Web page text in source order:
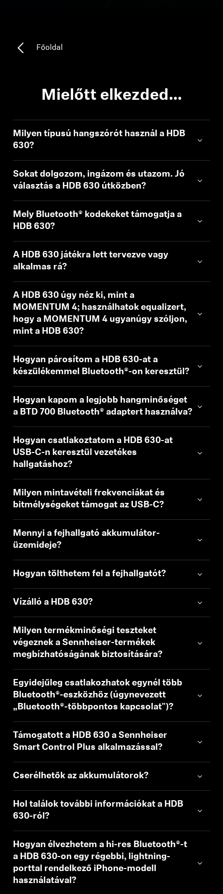
Hallási információk
Eredeti hallási alkatrészek és tartozékok
Soundbarok
AMBEO soundbarok és mélynyomók
Fedezd fel az AMBEO-t
Fedezd fel
Rólunk
Innovációk
Sound Space
Támogatás
Professzionális
Főoldal
Mielőtt elkezded…
Milyen típusú hangszórót használ a HDB
630?
Sokat dolgozom, ingázom és utazom. Jó
választás a HDB 630 útközben?
Mely Bluetooth® kodekeket támogatja a
HDB 630?
A HDB 630 játékra lett tervezve vagy
alkalmas rá?
A HDB 630 úgy néz ki, mint a
MOMENTUM 4; használhatok equalizert,
hogy a MOMENTUM 4 ugyanúgy szóljon,
mint a HDB 630?
Hogyan párosítom a HDB 630-at a
készülékemmel Bluetooth®-on keresztül?
Hogyan kapom a legjobb hangminőséget
a BTD 700 Bluetooth® adaptert használva?
Hogyan csatlakoztatom a HDB 630-at
USB-C-n keresztül vezetékes
hallgatáshoz?
Milyen mintavételi frekvenciákat és
bitmélységeket támogat az USB-C?
Mennyi a fejhallgató akkumulátor-
üzemideje?
Hogyan tölthetem fel a fejhallgatót?
Vízálló a HDB 630?
Milyen termékminőségi teszteket
végeznek a Sennheiser-termékek
megbízhatóságának biztosítására?
Egyidejűleg csatlakozhatok egynél több
Bluetooth®-eszközhöz (úgynevezett
„Bluetooth®-többpontos kapcsolat")?
Támogatott a HDB 630 a Sennheiser
Smart Control Plus alkalmazással?
Cserélhetők az akkumulátorok?
Hol találok további információkat a HDB
630-ról?
Hogyan élvezhetem a hi-res Bluetooth®-t
a HDB 630-on egy régebbi, lightning-
porttal rendelkező iPhone-modell
használatával?